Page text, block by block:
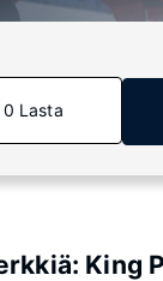
Lasta
King